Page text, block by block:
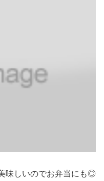
味しいのでお弁当にも◎